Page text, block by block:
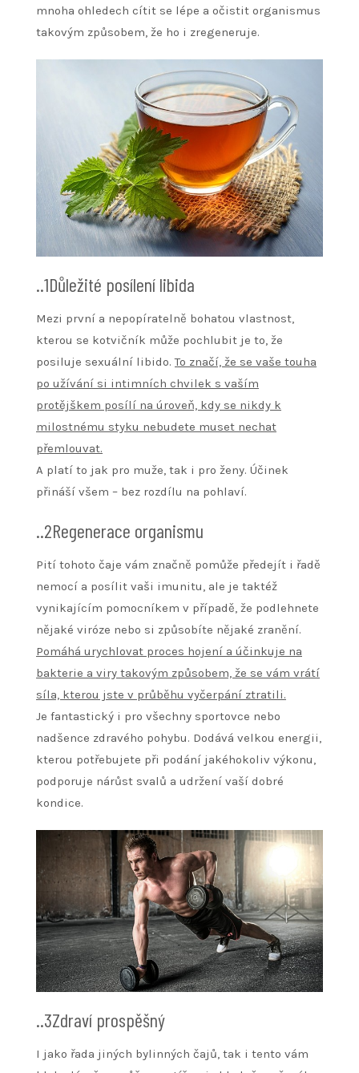
mnoha ohledech cítit se lépe a očistit organismus
takovým způsobem, že ho i zregeneruje.
..1Důležité posílení libida
Mezi první a nepopíratelně bohatou vlastnost,
kterou se kotvičník může pochlubit je to, že
posiluje sexuální libido.To značí, že se vaše touha
po užívání si intimních chvilek s vaším
protějškem posílí na úroveň, kdy se nikdy k
milostnému styku nebudete muset nechat
přemlouvat.
A platí to jak pro muže, tak i pro ženy. Účinek
přináší všem – bez rozdílu na pohlaví.
..2Regenerace organismu
Pití tohoto čaje vám značně pomůže předejít i řadě
nemocí a posílit vaši imunitu, ale je taktéž
vynikajícím pomocníkem v případě, že podlehnete
nějaké viróze nebo si způsobíte nějaké zranění.
Pomáhá urychlovat proces hojení a účinkuje na
bakterie a viry takovým způsobem, že se vám vrátí
síla, kterou jste v průběhu vyčerpání ztratili.
Je fantastický i pro všechny sportovce nebo
nadšence zdravého pohybu. Dodává velkou energii,
kterou potřebujete při podání jakéhokoliv výkonu,
podporuje nárůst svalů a udržení vaší dobré
kondice.
..3Zdraví prospěšný
I jako řada jiných bylinných čajů, tak i tento vám